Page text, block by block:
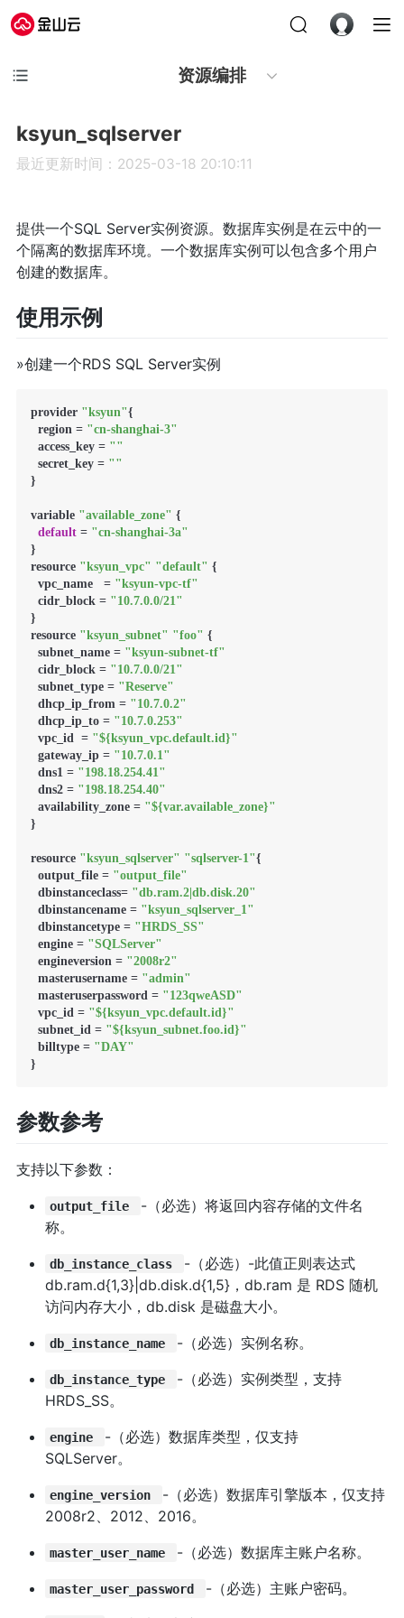
资源编排
ksyun_sqlserver
最近更新时间：2025-03-18 20:10:11
提供一个SQL Server实例资源。数据库实例是在云中的一
个隔离的数据库环境。一个数据库实例可以包含多个用户
创建的数据库。
使用示例
»创建一个RDS SQL Server实例
provider "ksyun"{
  region =
"cn-shanghai-3"
  access_key =
""
  secret_key =
""
}
variable "available_zone" {
default = "cn-shanghai-3a"
}
resource "ksyun_vpc" "default" {
  vpc_name   =
"ksyun-vpc-tf"
  cidr_block =
"10.7.0.0/21"
}
resource "ksyun_subnet" "foo" {
  subnet_name =
"ksyun-subnet-tf"
  cidr_block =
"10.7.0.0/21"
  subnet_type =
"Reserve"
  dhcp_ip_from =
"10.7.0.2"
  dhcp_ip_to =
"10.7.0.253"
  vpc_id  =
"${ksyun_vpc.default.id}"
  gateway_ip =
"10.7.0.1"
  dns1 =
"198.18.254.41"
  dns2 =
"198.18.254.40"
  availability_zone =
"${var.available_zone}"
}
resource "ksyun_sqlserver" "sqlserver-1"{
  output_file =
"output_file"
  dbinstanceclass=
"db.ram.2|db.disk.20"
  dbinstancename =
"ksyun_sqlserver_1"
  dbinstancetype =
"HRDS_SS"
  engine =
"SQLServer"
  engineversion =
"2008r2"
  masterusername =
"admin"
  masteruserpassword =
"123qweASD"
  vpc_id =
"${ksyun_vpc.default.id}"
  subnet_id =
"${ksyun_subnet.foo.id}"
  billtype =
"DAY"
}
参数参考
支持以下参数：
output_file
-（必选）将返回内容存储的文件名
称。
db_instance_class
-（必选）-此值正则表达式
db.ram.d{1,3}|db.disk.d{1,5}，db.ram 是 RDS 随机
访问内存大小，db.disk 是磁盘大小。
db_instance_name -（必选）实例名称。
db_instance_type
-（必选）实例类型，支持
HRDS_SS。
engine
-（必选）数据库类型，仅支持
SQLServer。
engine_version
-（必选）数据库引擎版本，仅支持
2008r2、2012、2016。
master_user_name -（必选）数据库主账户名称。
master_user_password -（必选）主账户密码。